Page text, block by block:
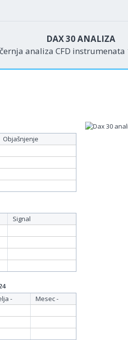
DAX 30 ANALIZA
analiza CFD
Objašnjenje
Signal
-
Mesec -